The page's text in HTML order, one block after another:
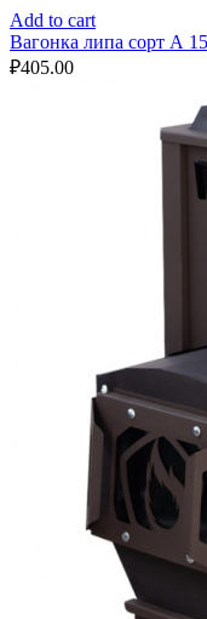
Add to cart
Вагонка липа сорт А
₽405.00